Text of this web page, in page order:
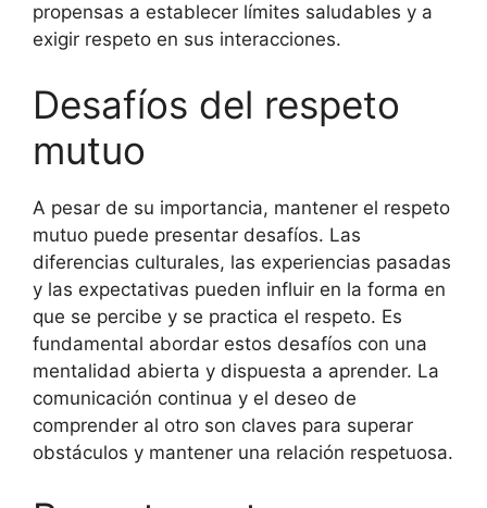
propensas a establecer límites saludables y a
exigir respeto en sus interacciones.
Desafíos del respeto
mutuo
A pesar de su importancia, mantener el respeto
mutuo puede presentar desafíos. Las
diferencias culturales, las experiencias pasadas
y las expectativas pueden influir en la forma en
que se percibe y se practica el respeto. Es
fundamental abordar estos desafíos con una
mentalidad abierta y dispuesta a aprender. La
comunicación continua y el deseo de
comprender al otro son claves para superar
obstáculos y mantener una relación respetuosa.